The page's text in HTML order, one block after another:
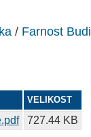
/ Farnost
VELIKOST
727.44 KB